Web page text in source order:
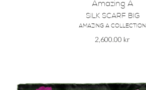
Amazing A
SILK SCARF BIG
AMAZING A COLLECTION
2,600.00 kr